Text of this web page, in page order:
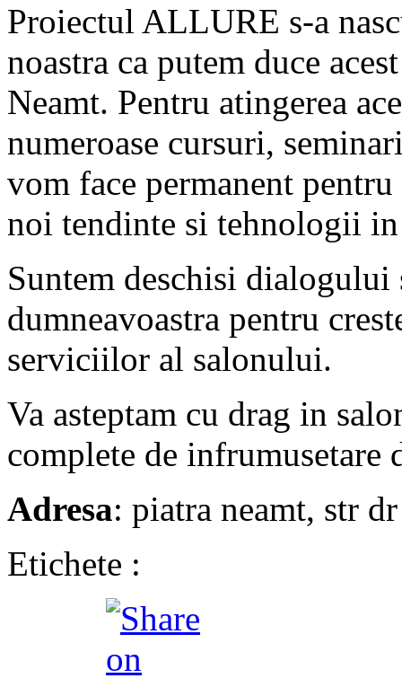
Proiectul ALLURE s-a
noastra ca putem duce
Neamt. Pentru atingerea
numeroase cursuri,
vom face permanent
noi tendinte si tehnologii
Suntem deschisi
dumneavoastra pentru
serviciilor al salonului.
Va asteptam cu drag in
complete de infrumusetare
Adresa: piatra neamt, str
Etichete :